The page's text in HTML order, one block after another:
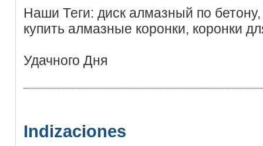
Наши Теги: диск алмазный по
купить алмазные коронки, коронки
Удачного Дня
Indizaciones